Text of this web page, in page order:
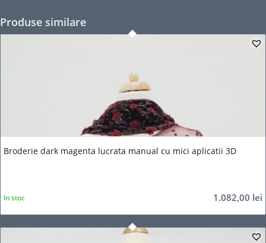
Produse similare
Broderie dark magenta lucrata manual cu mici aplicatii 3D
1.082,00 lei
In stoc